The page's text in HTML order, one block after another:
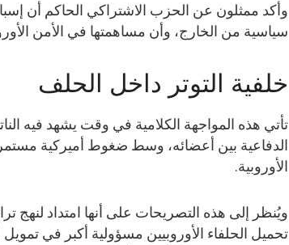
وأكد ممثلون عن الحزب الاشتراكي الحاكم أن
سياسية من الخارج، وأن مساهمتها في الأمن
خلفية التوتر داخل الحلف
تأتي هذه المواجهة الكلامية في وقت يشهد فيه
الدفاعية بين أعضائه، وسط ضغوط أميركية
الأوروبية.
ويُنظر إلى هذه التصريحات على أنها امتداد لنهج
تحميل الحلفاء الأوروبيين مسؤولية أكبر في